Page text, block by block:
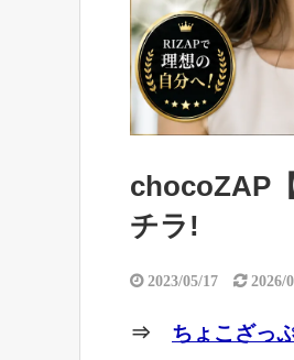
chocoZAP
チラ!
2023/05/17 2026/
⇒ ちょこざっ